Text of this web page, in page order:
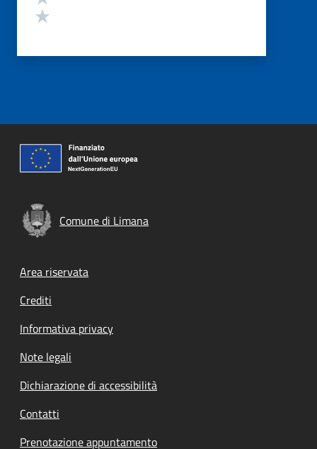
Comune di Limana
Footer menu
Area riservata
Crediti
Informativa privacy
Note legali
Dichiarazione di accessibilità
Contatti
Prenotazione appuntamento